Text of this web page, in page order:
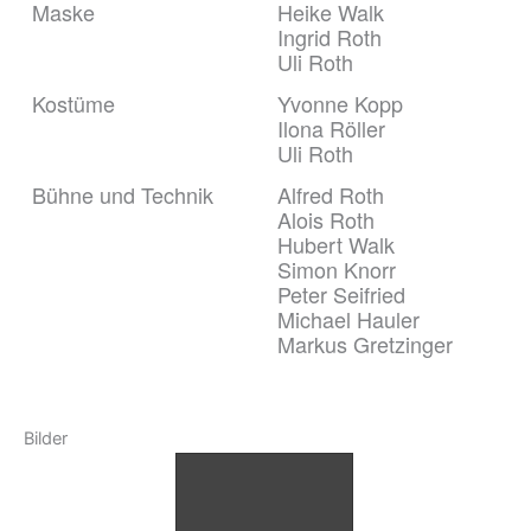
Maske
Heike Walk
Ingrid Roth
Uli Roth
Kostüme
Yvonne Kopp
Ilona Röller
Uli Roth
Bühne und Technik
Alfred Roth
Alois Roth
Hubert Walk
Simon Knorr
Peter Seifried
Michael Hauler
Markus Gretzinger
Bilder